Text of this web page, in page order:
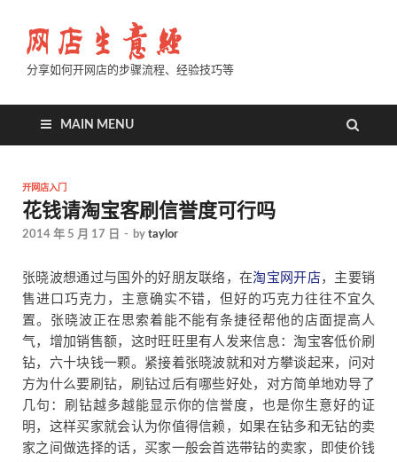
分享如何开网店的步骤流程、经验技巧等
MAIN MENU
开网店入门
花钱请淘宝客刷信誉度可行吗
2014 年 5 月 17 日 - by taylor
张晓波想通过与国外的好朋友联络，在淘宝网开店 ，主要销
售进口巧克力，主意确实不错，但好的巧克力往往不宜久
置。张晓波正在思索着能不能有条捷径帮他的店面提高人
气，增加销售额，这时旺旺里有人发来信息：淘宝客低价刷
钻，六十块钱一颗。紧接着张晓波就和对方攀谈起来，问对
方为什么要刷钻，刷钻过后有哪些好处，对方简单地劝导了
几句：刷钻越多越能显示你的信誉度，也是你生意好的证
明，这样买家就会认为你值得信赖，如果在钻多和无钻的卖
家之间做选择的话，买家一般会首选带钻的卖家，即使价钱